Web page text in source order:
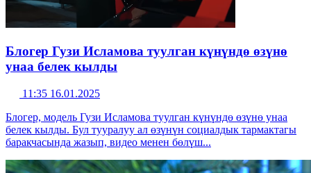
Блогер Гузи Исламова туулган күнүндө өзүнө
унаа белек кылды
11:35 16.01.2025
Блогер, модель Гузи Исламова туулган күнүндө өзүнө унаа
белек кылды. Бул тууралуу ал өзүнүн социалдык тармактагы
баракчасында жазып, видео менен бөлүш...